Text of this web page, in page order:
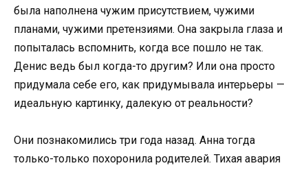
была наполнена чужим присутствием, чужими
планами, чужими претензиями. Она закрыла глаза и
попыталась вспомнить, когда все пошло не так.
Денис ведь был когда-то другим? Или она просто
придумала себе его, как придумывала интерьеры —
идеальную картинку, далекую от реальности?
Они познакомились три года назад. Анна тогда
только-только похоронила родителей. Тихая авария